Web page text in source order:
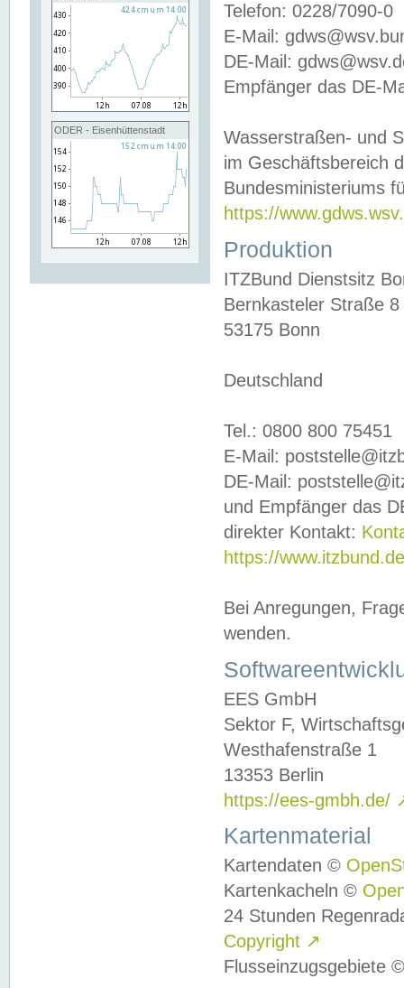
ODER - Eisenhüttenstadt
Telefon: 0228/7090-0
E-Mail:
DE-Mail:
Empfänger das DE-
Wasserstraßen- und
im Geschäftsbereich
Bundesministeriums
https://
Produktion
ITZBund Dienstsitz
Bernkasteler Straße 8
53175 Bonn
Deutschland
Tel.: 0800 800 75451
E-Mail:
DE-Mail:
und Empfänger das
direkter Kontakt:
https://
Bei Anregungen,
wenden.
EES GmbH
Sektor F,
Westhafenstraße 1
13353 Berlin
https://ees-gmbh.de/
Kartenmaterial
Kartendaten ©
Kartenkacheln ©
24 Stunden
Copyright ↗
Flusseinzugsgebiete